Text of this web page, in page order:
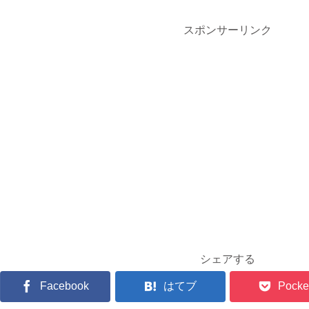
スポンサーリンク
シェアする
Facebook はてブ